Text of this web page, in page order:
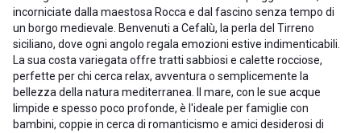
incorniciate dalla maestosa Rocca e dal fascino senza tempo di
un borgo medievale. Benvenuti a Cefalù, la perla del Tirreno
siciliano, dove ogni angolo regala emozioni estive indimenticabili.
La sua costa variegata offre tratti sabbiosi e calette rocciose,
perfette per chi cerca relax, avventura o semplicemente la
bellezza della natura mediterranea. Il mare, con le sue acque
limpide e spesso poco profonde, è l'ideale per famiglie con
bambini, coppie in cerca di romanticismo e amici desiderosi di